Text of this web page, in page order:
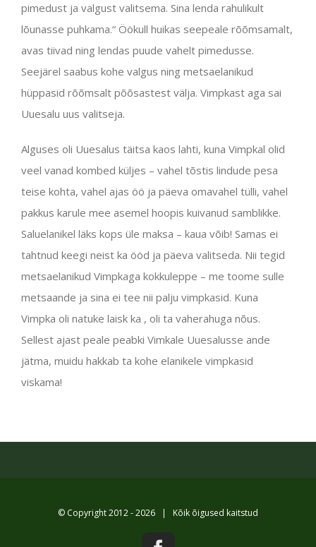
pimedust ja valgust valitsema. Sina lenda rahulikult
lõunasse puhkama.“ Öökull huikas seepeale rõõmsamalt,
avas tiivad ning lendas puude vahelt pimedusse.
Seejärel saabus kohe valgus ning metsaelanikud
hüppasid rõõmsalt põõsastest välja. Vimpkast aga sai
Uuesalu uus valitseja.
Alguses oli Uuesalus täitsa kaos lahti, kuna Vimpkal olid
veel vanad kombed küljes – vahel tõstis lindude pesa
teise kohta, vahel ajas öö ja päeva omavahel tülli, vahel
pakkus karule mee asemel hoopis kuivanud samblikke.
Saluelanikel läks kops üle maksa – kaua võib! Samas ei
tahtnud keegi neist ka ööd ja päeva valitseda. Nii tegid
metsaelanikud Vimpkaga kokkuleppe – me toome sulle
metsaande ja sina ei tee nii palju vimpkasid. Kuna
Vimpka oli natuke laisk ka , oli ta vaherahuga nõus.
Sellest ajast peale peabki Vimkale Uuesalusse ande
jätma, muidu hakkab ta kohe elanikele vimpkasid
viskama!
© Copyright 2012 -2026 | Kõik õigused kaitstud